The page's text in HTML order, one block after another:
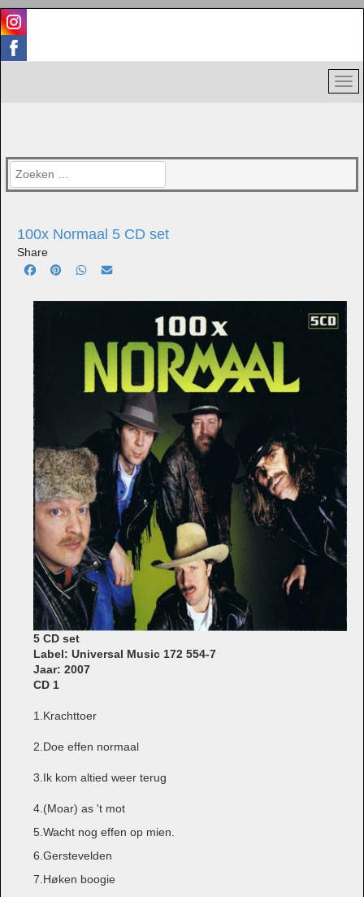
Zoeken
100x Normaal 5 CD set
Share
5 CD set
Label: Universal Music 172 554-7
Jaar: 2007
CD 1
1.Krachttoer
2.Doe effen normaal
3.Ik kom altied weer terug
4.(Moar) as 't mot
5.Wacht nog effen op mien.
6.Gerstevelden
7.Høken boogie